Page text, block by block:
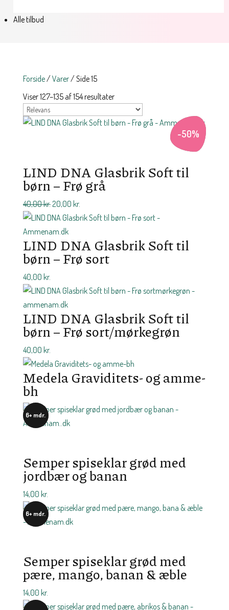
Alle tilbud
Forside/Varer/ Side 15
Viser 127–135 af 154 resultater
-50%
LIND DNA Glasbrik Soft til
børn – Frø grå
40,00kr.Den
oprindelige
pris
var:
40,00 kr..
20,00 kr.
aktuelle
er:
20,00 kr..
LIND DNA Glasbrik Soft til
børn – Frø sort
40,00 kr.
LIND DNA Glasbrik Soft til
børn – Frø sort/mørkegrøn
40,00 kr.
Medela Graviditets- og amme-
bh
6+ mdr.
Semper spiseklar grød med
jordbær og banan
14,00 kr.
6+ mdr.
Semper spiseklar grød med
pære, mango, banan & æble
14,00 kr.